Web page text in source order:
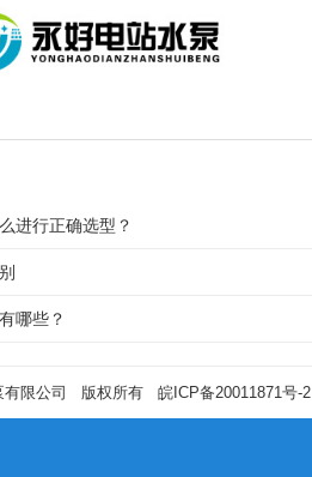
进行正确选型？
哪些？
有限公司 版权所有 皖ICP备20011871号-2